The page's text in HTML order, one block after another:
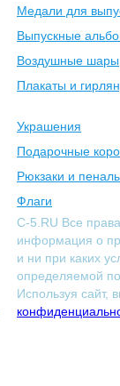
Медали для
Выпускные
Воздушные шары
Плакаты и
Украшения
Подарочные
Рюкзаки и
Флаги
С-5.RU Все
информация о
и ни при каких
определяемой
Используя сайт,